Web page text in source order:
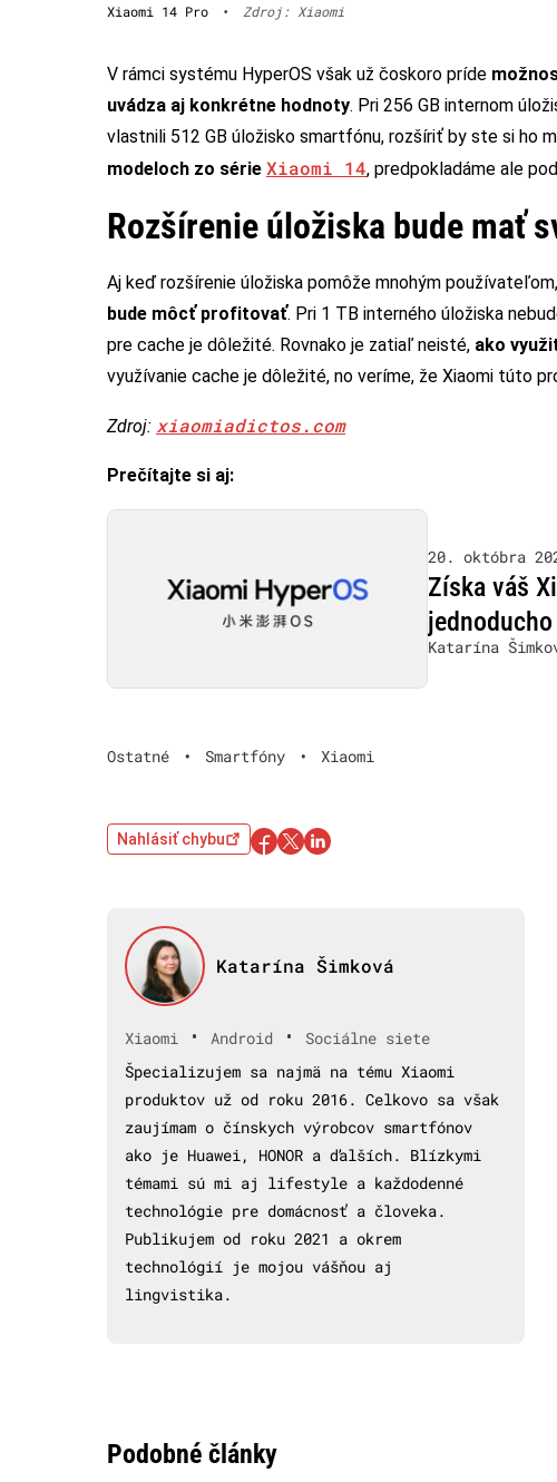
Xiaomi 14 Pro • Zdroj: Xiaomi
V rámci systému HyperOS však už čoskoro príde
uvádza aj konkrétne hodnoty. Pri 256 GB internom
vlastnili 512 GB úložisko smartfónu, rozšíriť by ste si ho
modeloch zo série Xiaomi 14, predpokladáme ale
Rozšírenie úložiska bude mať
Aj keď rozšírenie úložiska pomôže mnohým používateľom,
bude môcť profitovať. Pri 1 TB interného úložiska
pre cache je dôležité. Rovnako je zatiaľ neisté, ako
využívanie cache je dôležité, no veríme, že Xiaomi túto
Zdroj: xiaomiadictos.com
Prečítajte si aj:
20. októbra
Získa váš
Katarína
Ostatné • Smartfóny • Xiaomi
Nahlásiť chybu
Katarína Šimková
Xiaomi • Android •
Sociálne siete
Špecializujem sa najmä na tému Xiaomi
produktov už od roku 2016. Celkovo sa však
zaujímam o čínskych výrobcov smartfónov
ako je Huawei, HONOR a ďalších. Blízkymi
témami sú mi aj lifestyle a každodenné
technológie pre domácnosť a človeka.
Publikujem od roku 2021 a okrem
technológií je mojou vášňou aj
lingvistika.
Podobné články